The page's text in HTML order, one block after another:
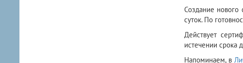
Создание нового
суток. По
Действует
истечении срока
Напоминаем, в